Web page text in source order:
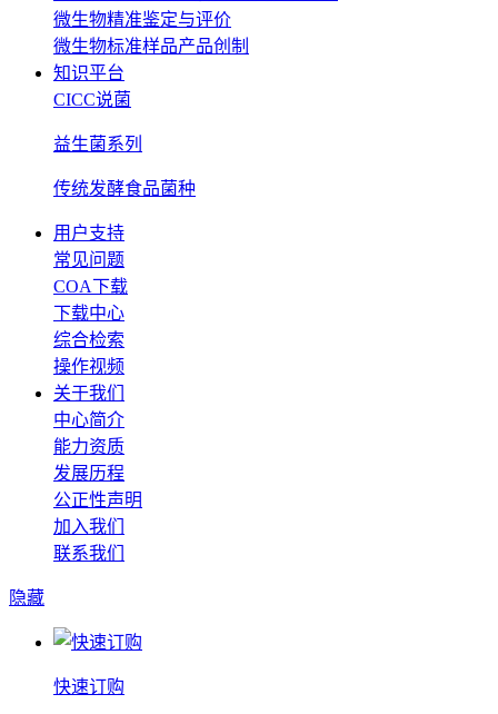
微生物精准鉴定与评价
微生物标准样品产品创制
知识平台
CICC说菌
益生菌系列
传统发酵食品菌种
用户支持
常见问题
COA下载
下载中心
综合检索
操作视频
关于我们
中心简介
能力资质
发展历程
公正性声明
加入我们
联系我们
隐藏
快速订购